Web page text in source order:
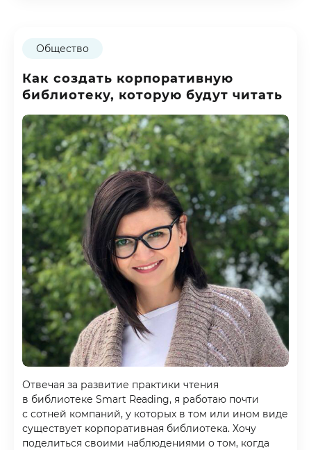
Общество
Как создать корпоративную
библиотеку, которую будут читать
Отвечая за развитие практики чтения
в библиотеке Smart Reading, я работаю почти
с сотней компаний, у которых в том или ином виде
существует корпоративная библиотека. Хочу
поделиться своими наблюдениями о том, когда